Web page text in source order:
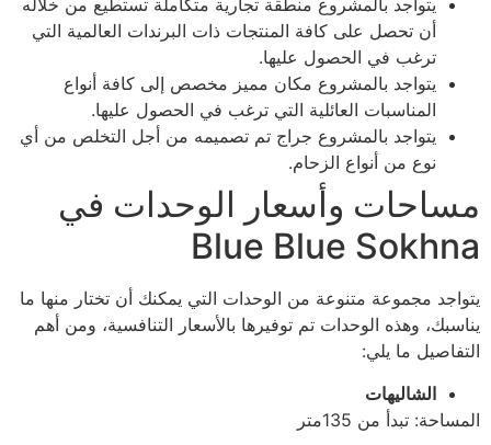
يتواجد بالمشروع منطقة تجارية متكاملة تستطيع من خلاله
أن تحصل على كافة المنتجات ذات البرندات العالمية التي
ترغب في الحصول عليها.
يتواجد بالمشروع مكان مميز مخصص إلى كافة أنواع
المناسبات العائلية التي ترغب في الحصول عليها.
يتواجد بالمشروع جراج تم تصميمه من أجل التخلص من أي
نوع من أنواع الزحام.
مساحات وأسعار الوحدات في
Blue Blue Sokhna
يتواجد مجموعة متنوعة من الوحدات التي يمكنك أن تختار منها ما
يناسبك، وهذه الوحدات تم توفيرها بالأسعار التنافسية، ومن أهم
التفاصيل ما يلي:
الشاليهات
المساحة: تبدأ من 135متر